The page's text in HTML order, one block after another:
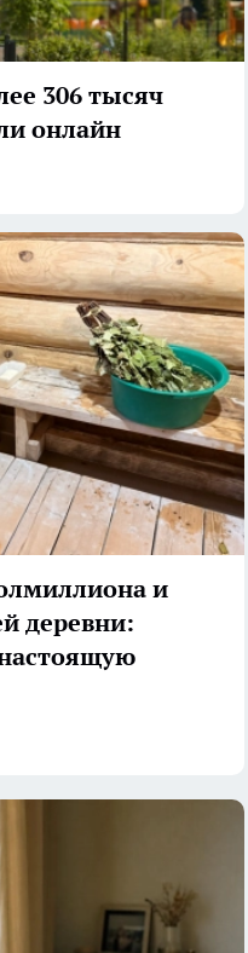
306 тысяч
онлайн
и
деревни: